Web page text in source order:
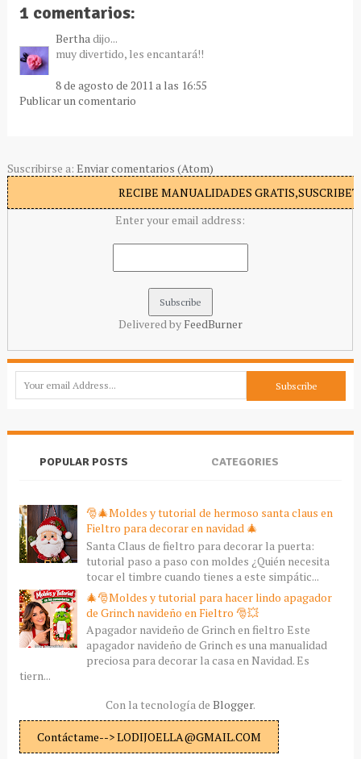
1 comentarios:
Bertha dijo...
muy divertido, les encantará!!
8 de agosto de 2011 a las 16:55
Publicar un comentario
Suscribirse a: Enviar comentarios (Atom)
RECIBE MANUALIDADES
Enter your email address:
Delivered by FeedBurner
POPULAR POSTS CATEGORIES
🎅🎄Moldes y tutorial de hermoso santa claus en
Fieltro para decorar en navidad 🎄
Santa Claus de fieltro para decorar la puerta:
tutorial paso a paso con moldes ¿Quién necesita
tocar el timbre cuando tienes a este simpátic...
🎄🎅Moldes y tutorial para hacer lindo apagador
de Grinch navideño en Fieltro 🎅💥
Apagador navideño de Grinch en fieltro Este
apagador navideño de Grinch es una manualidad
preciosa para decorar la casa en Navidad. Es
tiern...
Con la tecnología de Blogger.
Contáctame--> LODIJOELLA@GMAIL.COM